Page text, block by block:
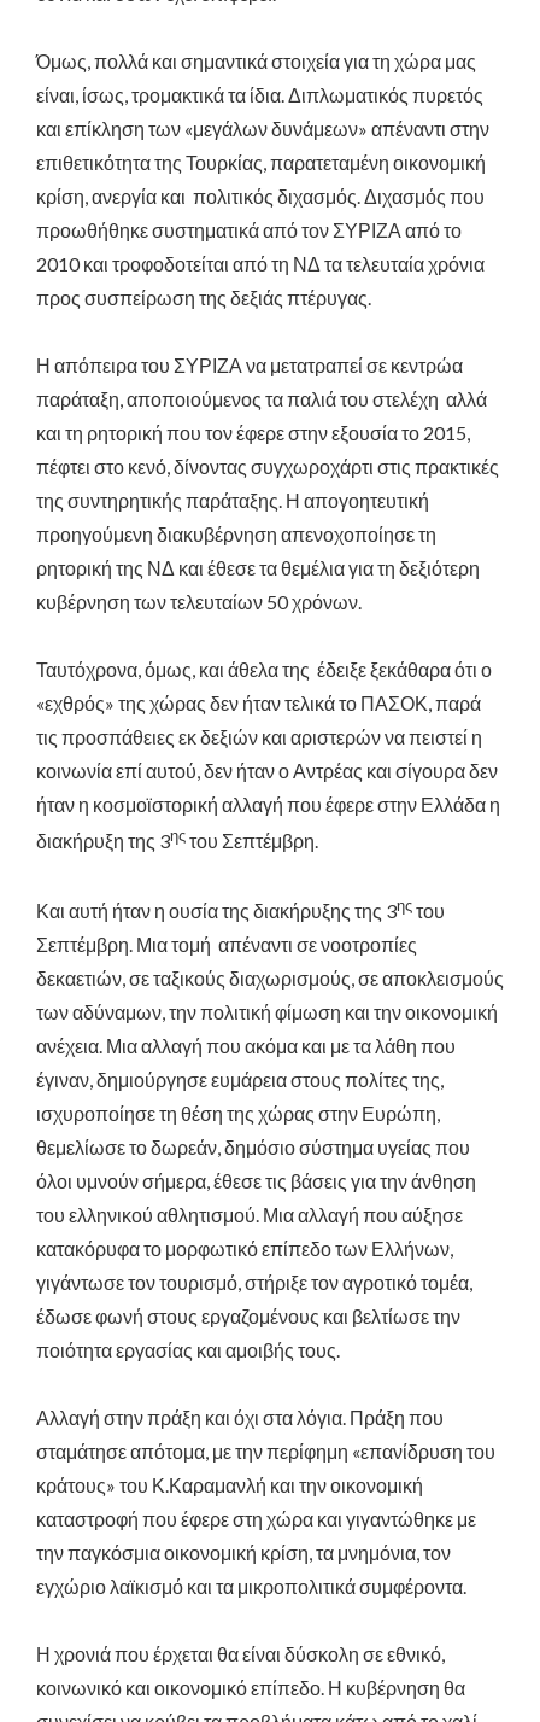
Όμως, πολλά και σημαντικά στοιχεία για τη χώρα μας
είναι, ίσως, τρομακτικά τα ίδια. Διπλωματικός πυρετός
και επίκληση των «μεγάλων δυνάμεων» απέναντι στην
επιθετικότητα της Τουρκίας, παρατεταμένη οικονομική
κρίση, ανεργία και πολιτικός διχασμός. Διχασμός που
προωθήθηκε συστηματικά από τον ΣΥΡΙΖΑ από το
2010 και τροφοδοτείται από τη ΝΔ τα τελευταία χρόνια
προς συσπείρωση της δεξιάς πτέρυγας.
Η απόπειρα του ΣΥΡΙΖΑ να μετατραπεί σε κεντρώα
παράταξη, αποποιούμενος τα παλιά του στελέχη αλλά
και τη ρητορική που τον έφερε στην εξουσία το 2015,
πέφτει στο κενό, δίνοντας συγχωροχάρτι στις πρακτικές
της συντηρητικής παράταξης. Η απογοητευτική
προηγούμενη διακυβέρνηση απενοχοποίησε τη
ρητορική της ΝΔ και έθεσε τα θεμέλια για τη δεξιότερη
κυβέρνηση των τελευταίων 50 χρόνων.
Ταυτόχρονα, όμως, και άθελα της έδειξε ξεκάθαρα ότι ο
«εχθρός» της χώρας δεν ήταν τελικά το ΠΑΣΟΚ, παρά
τις προσπάθειες εκ δεξιών και αριστερών να πειστεί η
κοινωνία επί αυτού, δεν ήταν ο Αντρέας και σίγουρα δεν
ήταν η κοσμοϊστορική αλλαγή που έφερε στην Ελλάδα η
διακήρυξη της 3ηςτου Σεπτέμβρη.
Και αυτή ήταν η ουσία της διακήρυξης της 3ηςτου
Σεπτέμβρη. Μια τομή απέναντι σε νοοτροπίες
δεκαετιών, σε ταξικούς διαχωρισμούς, σε αποκλεισμούς
των αδύναμων, την πολιτική φίμωση και την οικονομική
ανέχεια. Μια αλλαγή που ακόμα και με τα λάθη που
έγιναν, δημιούργησε ευμάρεια στους πολίτες της,
ισχυροποίησε τη θέση της χώρας στην Ευρώπη,
θεμελίωσε το δωρεάν, δημόσιο σύστημα υγείας που
όλοι υμνούν σήμερα, έθεσε τις βάσεις για την άνθηση
του ελληνικού αθλητισμού. Μια αλλαγή που αύξησε
κατακόρυφα το μορφωτικό επίπεδο των Ελλήνων,
γιγάντωσε τον τουρισμό, στήριξε τον αγροτικό τομέα,
έδωσε φωνή στους εργαζομένους και βελτίωσε την
ποιότητα εργασίας και αμοιβής τους.
Αλλαγή στην πράξη και όχι στα λόγια. Πράξη που
σταμάτησε απότομα, με την περίφημη «επανίδρυση του
κράτους» του Κ.Καραμανλή και την οικονομική
καταστροφή που έφερε στη χώρα και γιγαντώθηκε με
την παγκόσμια οικονομική κρίση, τα μνημόνια, τον
εγχώριο λαϊκισμό και τα μικροπολιτικά συμφέροντα.
Η χρονιά που έρχεται θα είναι δύσκολη σε εθνικό,
κοινωνικό και οικονομικό επίπεδο. Η κυβέρνηση θα